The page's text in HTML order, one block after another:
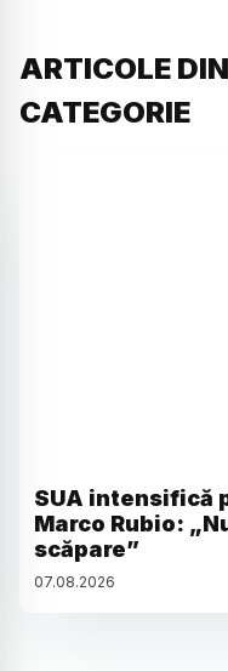
ARTICOLE
CATEGORIE
SUA intensifică
Marco Rubio:
scăpare”
07.08.2026